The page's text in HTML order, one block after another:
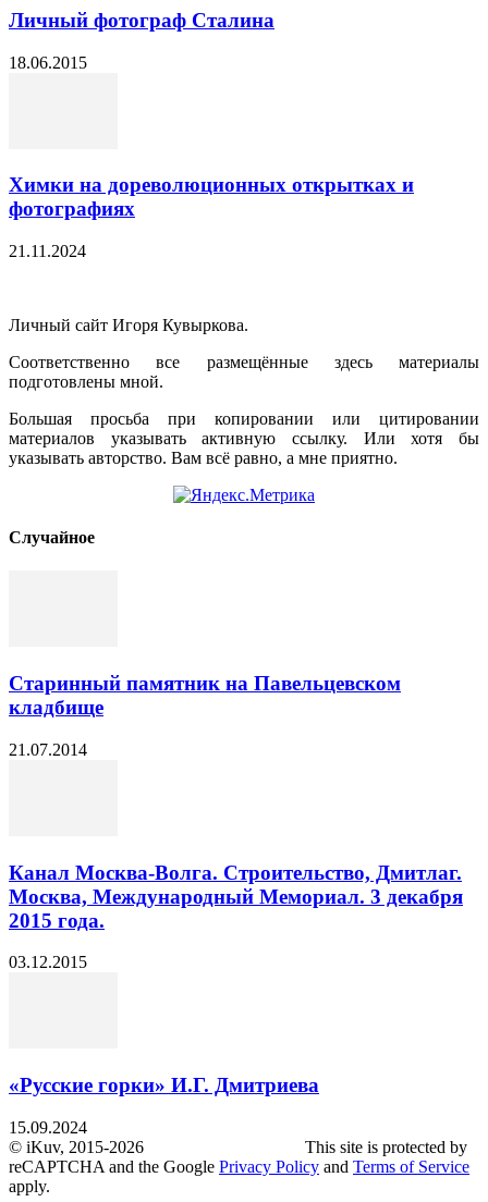
Личный фотограф Сталина
18.06.2015
Химки на дореволюционных открытках и
фотографиях
21.11.2024
Личный сайт Игоря Кувыркова.
Соответственно все размещённые здесь материалы
подготовлены мной.
Большая просьба при копировании или цитировании
материалов указывать активную ссылку. Или хотя бы
указывать авторство. Вам всё равно, а мне приятно.
Cлучайное
Старинный памятник на Павельцевском
кладбище
21.07.2014
Канал Москва-Волга. Строительство, Дмитлаг.
Москва, Международный Мемориал. 3 декабря
2015 года.
03.12.2015
«Русские горки» И.Г. Дмитриева
15.09.2024
© iKuv, 2015-2026 This site is protected by
reCAPTCHA and the Google Privacy Policy and Terms of Service
apply.